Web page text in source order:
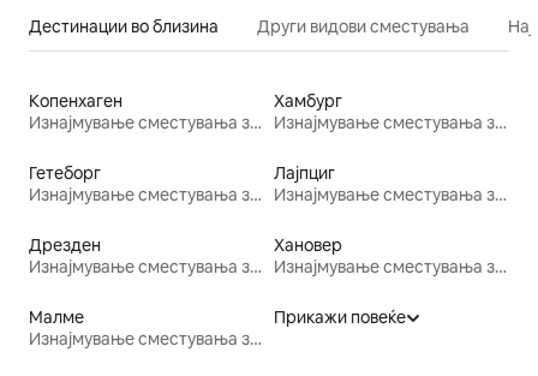
Дестинации во близина Други видови сместувања
Копенхаген
Изнајмување сместувања за одмор
Хамбург
Изнајмување сместувања за одмор
Гетеборг
Изнајмување сместувања за одмор
Лајпциг
Изнајмување сместувања за одмор
Дрезден
Изнајмување сместувања за одмор
Хановер
Изнајмување сместувања за одмор
Малме
Изнајмување сместувања за одмор
Прикажи повеќе